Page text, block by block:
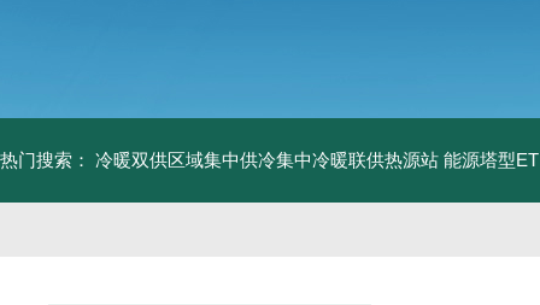
热门搜索： 冷暖双供区域集中供冷集中冷暖联供热源站 能源塔型